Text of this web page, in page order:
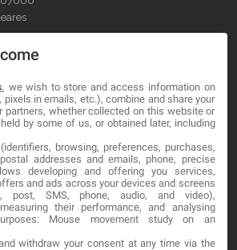
, we wish to store and access information on
pixels in emails, etc.), combine and share your
partners, whether collected on this website or
by some of us, or obtained later, including
browsing, preferences, purchases,
addresses and emails, phone, precise
developing and offering you services,
and ads across your devices and screens
post, SMS, phone, audio, and video),
their performance, and analysing
Mouse movement study on an
withdraw your consent at any time via the